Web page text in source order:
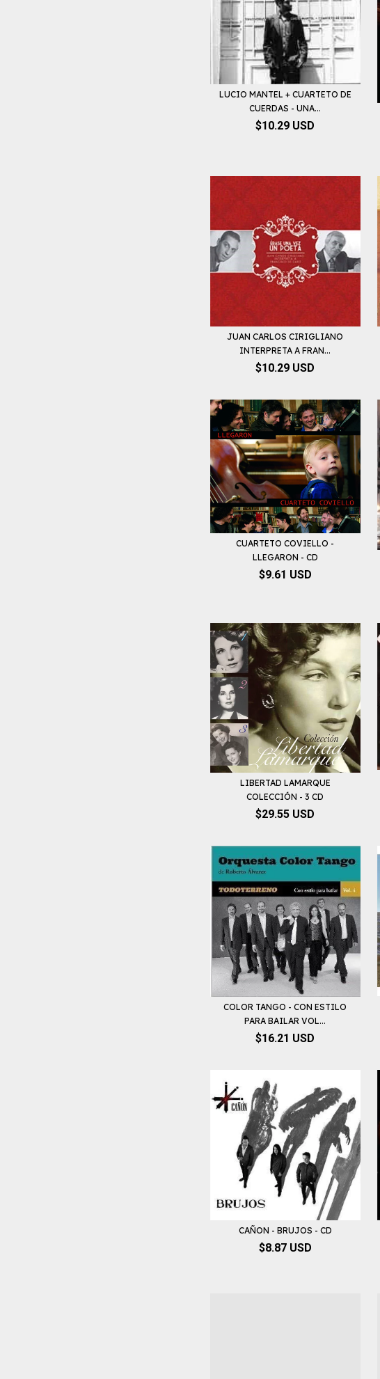
LUCIO MANTEL + CUARTETO DE
CUERDAS - UNA...
$10.29 USD
JUAN CARLOS CIRIGLIANO
INTERPRETA A FRAN...
$10.29 USD
CUARTETO COVIELLO -
LLEGARON - CD
$9.61 USD
LIBERTAD LAMARQUE
COLECCIÓN - 3 CD
$29.55 USD
COLOR TANGO - CON ESTILO
PARA BAILAR VOL...
$16.21 USD
CAÑON - BRUJOS - CD
$8.87 USD